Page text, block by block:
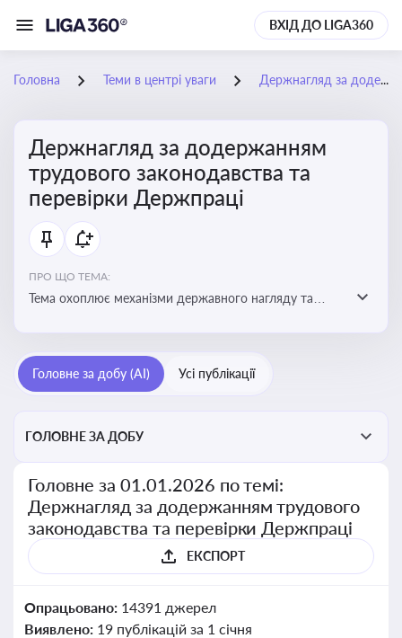
ВХІД ДО LIGA360
Головна Теми в центрі уваги Держнагляд за додержанням трудового законодавства та перевірки Держпраці
Держнагляд за додержанням
трудового законодавства та
перевірки Держпраці
ПРО ЩО ТЕМА:
Тема охоплює механізми державного нагляду та
Головне за добу (AI) Усі публікації
ГОЛОВНЕ ЗА ДОБУ
Головне за 01.01.2026 по темі:
Держнагляд за додержанням трудового
законодавства та перевірки Держпраці
ЕКСПОРТ
Опрацьовано: 14391 джерел
Виявлено: 19 публікацій за 1 січня